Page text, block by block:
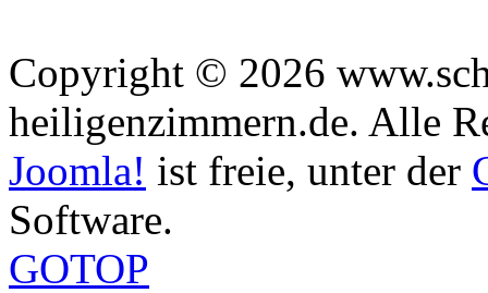
Copyright © 2026
heiligenzimmern.de. Alle
Joomla! ist freie, unter der
Software.
GOTOP